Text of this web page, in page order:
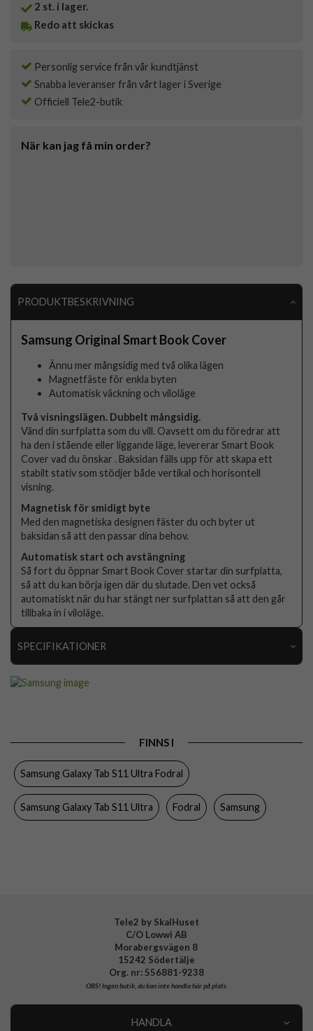
2 st. i lager.
Redo att skickas
Personlig service från vår kundtjänst
Snabba leveranser från vårt lager i Sverige
Officiell Tele2-butik
När kan jag få min order?
PRODUKTBESKRIVNING
Samsung Original Smart Book Cover
Ännu mer mångsidig med två olika lägen
Magnetfäste för enkla byten
Automatisk väckning och viloläge
Två visningslägen. Dubbelt mångsidig.
Vänd din surfplatta som du vill. Oavsett om du föredrar att
ha den i stående eller liggande läge, levererar Smart Book
Cover vad du önskar . Baksidan fälls upp för att skapa ett
stabilt stativ som stödjer både vertikal och horisontell
visning.
Magnetisk för smidigt byte
Med den magnetiska designen fäster du och byter ut
baksidan så att den passar dina behov.
Automatisk start och avstängning
Så fort du öppnar Smart Book Cover startar din surfplatta,
så att du kan börja igen där du slutade. Den vet också
automatiskt när du har stängt ner surfplattan så att den går
tillbaka in i viloläge.
SPECIFIKATIONER
Färg
Hårdplast (PC), PU (Polyuretan)
Varumärke Samsung
FINNS I
Samsung Galaxy Tab S11 Ultra Fodral
Samsung Galaxy Tab S11 Ultra Fodral Samsung
Tele2 by SkalHuset
C/O Lowwi AB
Morabergsvägen 8
15242 Södertälje
Org. nr: 556881-9238
OBS!Ingen butik, du kan inte handla här på plats
HANDLA